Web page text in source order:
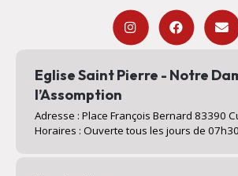
Eglise Saint Pierre - Notre
l’Assomption
Adresse : Place François Bernard 83390
Horaires : Ouverte tous les jours de